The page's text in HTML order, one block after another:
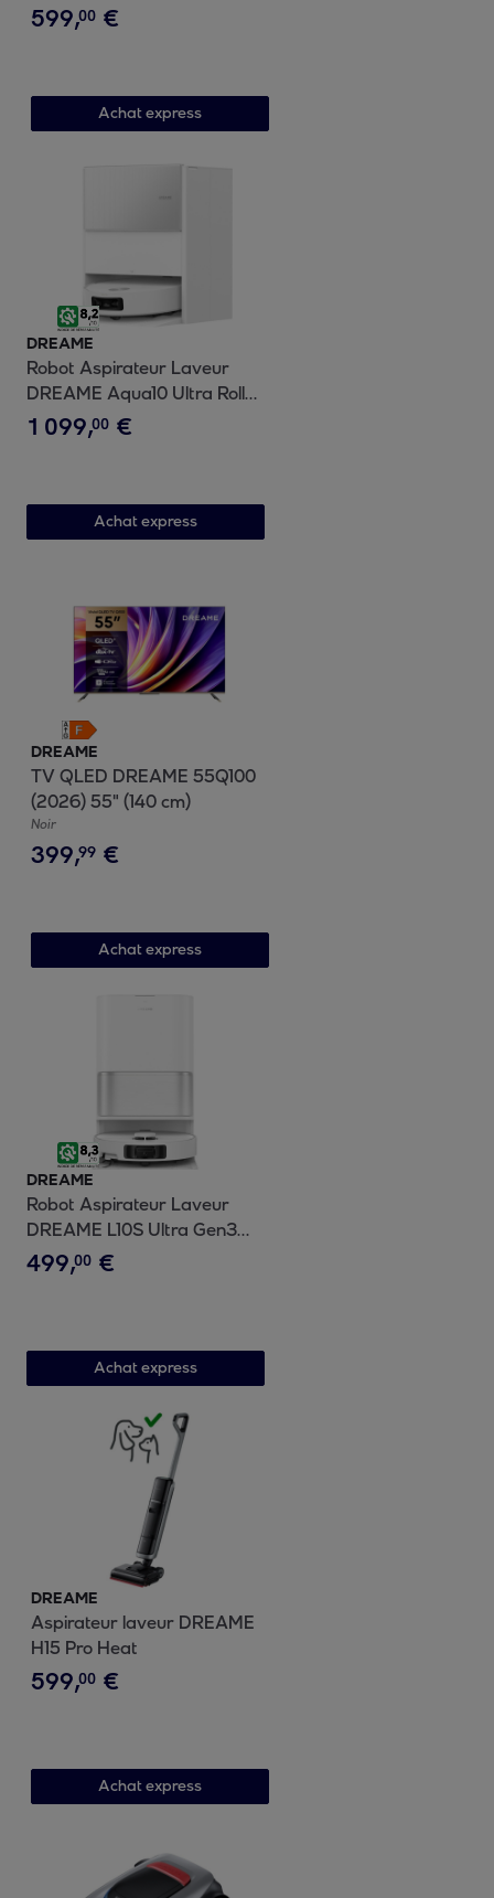
599,00 €
Achat express
DREAME
Robot Aspirateur Laveur
DREAME Aqua10 Ultra Roller
Complete blanc
1 099,00 €
Achat express
DREAME
TV QLED DREAME 55Q100
(2026) 55" (140 cm)
Noir
399,99 €
Achat express
DREAME
Robot Aspirateur Laveur
DREAME L10S Ultra Gen3
Set
499,00 €
Achat express
DREAME
Aspirateur laveur DREAME
H15 Pro Heat
599,00 €
Achat express